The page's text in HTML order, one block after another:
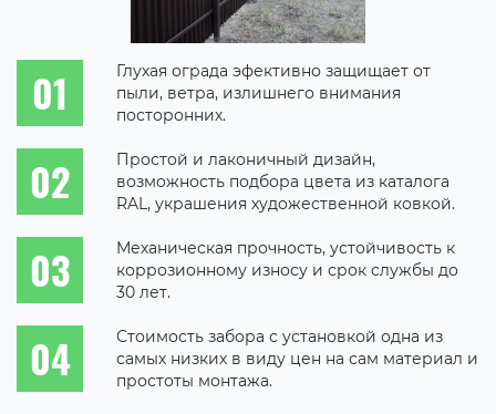
Глухая ограда эфективно защищает от
пыли, ветра, излишнего внимания
посторонних.
Простой и лаконичный дизайн,
возможность подбора цвета из каталога
RAL, украшения художественной ковкой.
Механическая прочность, устойчивость к
коррозионному износу и срок службы до
30 лет.
Стоимость забора с установкой одна из
самых низких в виду цен на сам материал и
простоты монтажа.